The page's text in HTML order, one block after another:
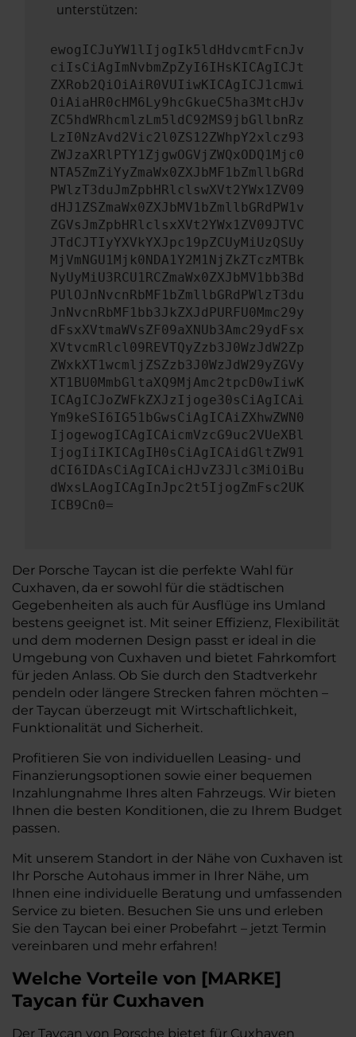
unterstützen:
ewogICJuYW1lIjogIk5ldHdvcmtFcnJv
ciIsCiAgImNvbmZpZyI6IHsKICAgICJt
ZXRob2QiOiAiR0VUIiwKICAgICJ1cmwi
OiAiaHR0cHM6Ly9hcGkueC5ha3MtcHJv
ZC5hdWRhcmlzLm5ldC92MS9jbGllbnRz
LzI0NzAvd2Vic2l0ZS12ZWhpY2xlcz93
ZWJzaXRlPTY1ZjgwOGVjZWQxODQ1Mjc0
NTA5ZmZiYyZmaWx0ZXJbMF1bZmllbGRd
PWlzT3duJmZpbHRlclswXVt2YWx1ZV09
dHJ1ZSZmaWx0ZXJbMV1bZmllbGRdPW1v
ZGVsJmZpbHRlclsxXVt2YWx1ZV09JTVC
JTdCJTIyYXVkYXJpc19pZCUyMiUzQSUy
MjVmNGU1Mjk0NDA1Y2M1NjZkZTczMTBk
NyUyMiU3RCU1RCZmaWx0ZXJbMV1bb3Bd
PUlOJnNvcnRbMF1bZmllbGRdPWlzT3du
JnNvcnRbMF1bb3JkZXJdPURFU0Mmc29y
dFsxXVtmaWVsZF09aXNUb3Amc29ydFsx
XVtvcmRlcl09REVTQyZzb3J0WzJdW2Zp
ZWxkXT1wcmljZSZzb3J0WzJdW29yZGVy
XT1BU0MmbGltaXQ9MjAmc2tpcD0wIiwK
ICAgICJoZWFkZXJzIjoge30sCiAgICAi
Ym9keSI6IG51bGwsCiAgICAiZXhwZWN0
IjogewogICAgICAicmVzcG9uc2VUeXBl
IjogIiIKICAgIH0sCiAgICAidGltZW91
dCI6IDAsCiAgICAicHJvZ3Jlc3MiOiBu
dWxsLAogICAgInJpc2t5IjogZmFsc2UK
ICB9Cn0=
Der Porsche Taycan ist die perfekte Wahl für
Cuxhaven, da er sowohl für die städtischen
Gegebenheiten als auch für Ausflüge ins Umland
bestens geeignet ist. Mit seiner Effizienz, Flexibilität
und dem modernen Design passt er ideal in die
Umgebung von Cuxhaven und bietet Fahrkomfort
für jeden Anlass. Ob Sie durch den Stadtverkehr
pendeln oder längere Strecken fahren möchten –
der Taycan überzeugt mit Wirtschaftlichkeit,
Funktionalität und Sicherheit.
Profitieren Sie von individuellen Leasing- und
Finanzierungsoptionen sowie einer bequemen
Inzahlungnahme Ihres alten Fahrzeugs. Wir bieten
Ihnen die besten Konditionen, die zu Ihrem Budget
passen.
Mit unserem Standort in der Nähe von Cuxhaven ist
Ihr Porsche Autohaus immer in Ihrer Nähe, um
Ihnen eine individuelle Beratung und umfassenden
Service zu bieten. Besuchen Sie uns und erleben
Sie den Taycan bei einer Probefahrt – jetzt Termin
vereinbaren und mehr erfahren!
Welche Vorteile von [MARKE]
Taycan für Cuxhaven
Der Taycan von Porsche bietet für Cuxhaven